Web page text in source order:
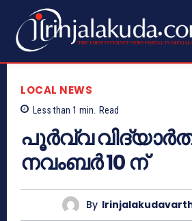
LOCAL NEWS
Less than 1 min. Read
പൂര്‍വ്വ
നവംബര്‍ 10 ന്
By